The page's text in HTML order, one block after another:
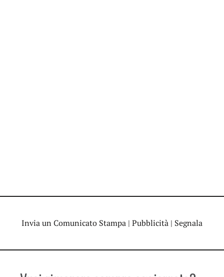
Invia un Comunicato Stampa | Pubblicità | Segnala